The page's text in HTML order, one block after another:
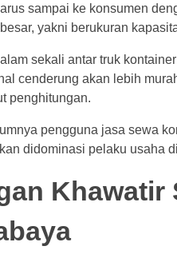
sampai ke konsumen
yakni berukuran
sekali antar truk
cenderung akan lebih
penghitungan.
pengguna jasa sewa
didominasi pelaku usaha
Khawatir